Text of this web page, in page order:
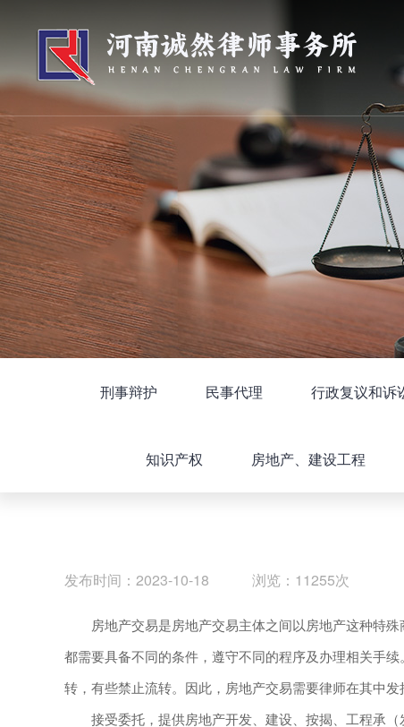
刑事辩护 民事代理 行政复议和诉
知识产权 房地产、建设工程
发布时间：2023-10-18 浏览：11255次
房地产交易是房地产交易主体之间以房地产这种特殊
都需要具备不同的条件，遵守不同的程序及办理相关手
转，有些禁止流转。因此，房地产交易需要律师在其中发
接受委托，提供房地产开发、建设、按揭、工程承（